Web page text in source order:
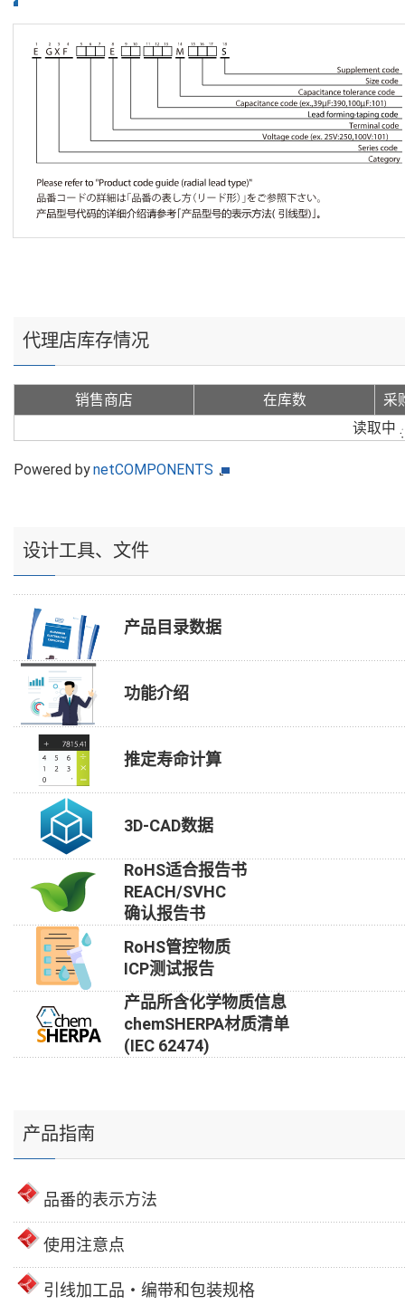
代理店库存情况
销售商店 在库数
采
读取中
Powered bynetCOMPONENTS
设计工具、文件
产品目录数据
功能介绍
推定寿命计算
3D-CAD数据
RoHS适合报告书
REACH/SVHC
确认报告书
RoHS管控物质
ICP测试报告
产品所含化学物质信息
chemSHERPA材质清单
(IEC 62474)
产品指南
品番的表示方法
使用注意点
引线加工品・编带和包装规格